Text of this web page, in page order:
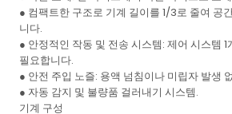
● 컴팩트한 구조로 기계 길이를 1/3로 줄여 공
니다.
● 안정적인 작동 및 전송 시스템: 제어 시스템 1
필요합니다.
● 안전 주입 노즐: 용액 넘침이나 미립자 발생
● 자동 감지 및 불량품 걸러내기 시스템.
기계 구성